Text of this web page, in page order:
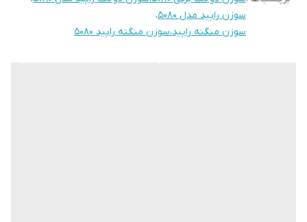
سوزن راپید مدل ۵۰۸۰
،
سوزن منگنه راپید،سوزن منگنه راپید ۵۰۸۰